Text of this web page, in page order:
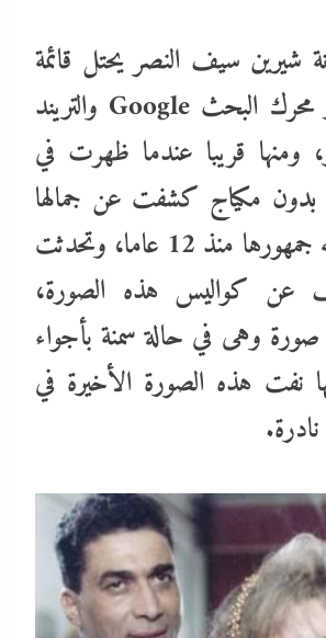
شيرين سيف النصر يحتل قائمة
الأعلى بحثا عبر محرك البحث Google والتريند
قريبا عندما ظهرت في
بدون مكياج كشفت عن جمالها
الذي اعتاد عليه جمهورها منذ 12 عاما، وتحدثت
عن كواليس هذه الصورة،
وهى في حالة سمنة بأجواء
نفت هذه الصورة الأخيرة في